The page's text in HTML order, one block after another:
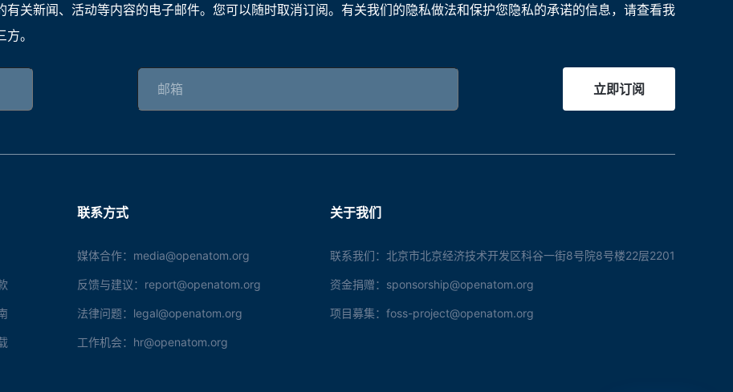
关新闻、活动等内容的电子邮件。您可以随时取消订阅。有关我们的隐私做法和保护您隐私的承诺的信息，请查看我
。
立即订阅
联系方式
媒体合作：media@openatom.org
反馈与建议：report@openatom.org
法律问题：legal@openatom.org
工作机会：hr@openatom.org
关于我们
联系我们：北京市北京经济技术开发区科谷一街8号院8号楼22层2201
资金捐赠：sponsorship@openatom.org
项目募集：foss-project@openatom.org